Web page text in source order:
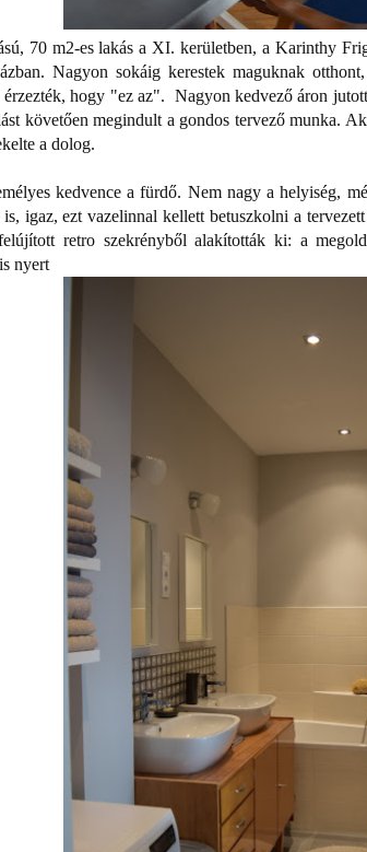
70 m2-es lakás a XI. kerületben, a Karinthy
Nagyon sokáig kerestek maguknak
érzezték, hogy "ez az". Nagyon kedvező áron
követően megindult a gondos tervező munka.
a dolog.
kedvence a fürdő. Nem nagy a helyiség,
igaz, ezt vazelinnal kellett betuszkolni a
retro szekrényből alakították ki: a
nyert